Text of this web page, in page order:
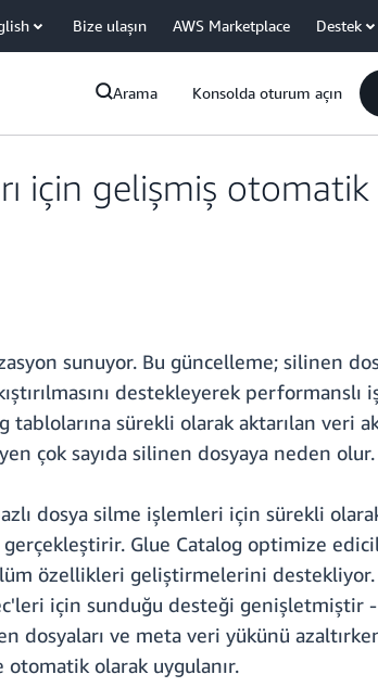
Bize ulaşın AWS Marketplace Destek
Arama Konsolda oturum açın
için gelişmiş otomatik
sunuyor. Bu güncelleme; silinen
destekleyerek performanslı
sürekli olarak aktarılan veri
çok sayıda silinen dosyaya neden olur.
dosya silme işlemleri için sürekli
gerçekleştirir. Glue Catalog optimize
özellikleri geliştirmelerini destekliyor.
için sunduğu desteği genişletmiştir
dosyaları ve meta veri yükünü
olarak uygulanır.